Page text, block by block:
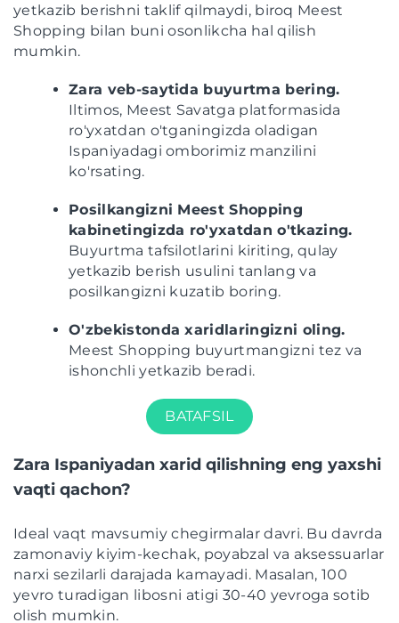
yetkazib berishni taklif qilmaydi, biroq Meest
Shopping bilan buni osonlikcha hal qilish
mumkin.
Zara veb-saytida buyurtma bering.
Iltimos, Meest Savatga platformasida
ro'yxatdan o'tganingizda oladigan
Ispaniyadagi omborimiz manzilini
ko'rsating.
Posilkangizni Meest Shopping
kabinetingizda ro'yxatdan o'tkazing.
Buyurtma tafsilotlarini kiriting, qulay
yetkazib berish usulini tanlang va
posilkangizni kuzatib boring.
O'zbekistonda xaridlaringizni oling.
Meest Shopping buyurtmangizni tez va
ishonchli yetkazib beradi.
BATAFSIL
Zara Ispaniyadan xarid qilishning eng yaxshi
vaqti qachon?
Ideal vaqt mavsumiy chegirmalar davri. Bu davrda
zamonaviy kiyim-kechak, poyabzal va aksessuarlar
narxi sezilarli darajada kamayadi. Masalan, 100
yevro turadigan libosni atigi 30-40 yevroga sotib
olish mumkin.